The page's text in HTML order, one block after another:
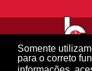
Somente
para o correto